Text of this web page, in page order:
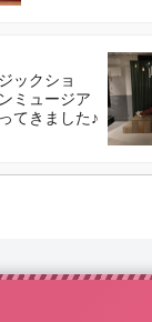
ックショ
ミュージア
てきました♪